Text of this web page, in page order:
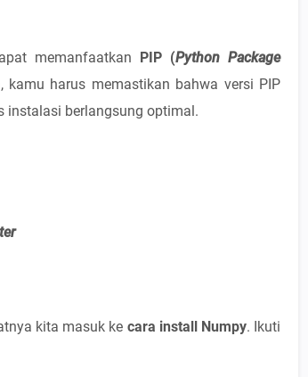
memanfaatkan PIP (Python Package
kamu harus memastikan bahwa versi PIP
instalasi berlangsung optimal.
kita masuk ke cara install Numpy. Ikuti